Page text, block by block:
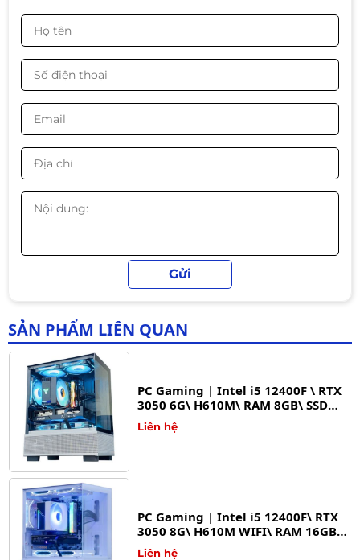
SẢN PHẨM LIÊN QUAN
PC B760 – Intel Core i5-13400F |
– Hiệu năng đỉnh tầm trung 2025
Liên hệ
PC GAMING PRENIUM 2 - ALL NEW
PC GAMING PRENIUM - ALL NEW
Liên hệ
PC Gaming | Intel i5 12400F \ RTX
3050 6G\ H610M\ RAM 8GB\ SSD
512G
Liên hệ
PC Gaming | Intel i5 12400F\ RTX
3050 8G\ H610M WIFI\ RAM 16GB\
SSD 512GB
Liên hệ